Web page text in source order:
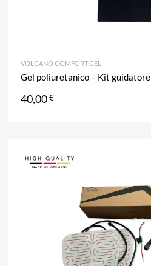
VOLCANO COMFORT GEL
Gel poliuretanico – Kit guidatore
40,00€